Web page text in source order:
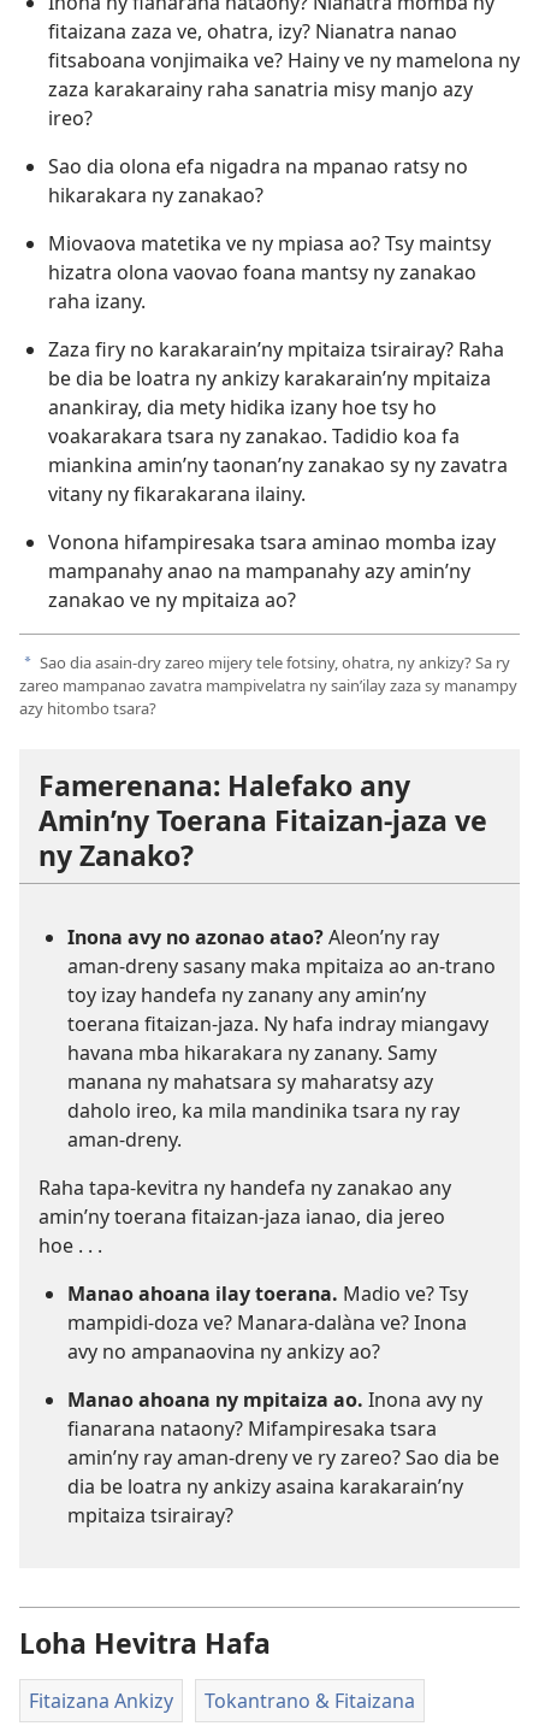
fitaizana zaza ve, ohatra, izy? Nianatra nanao
fitsaboana vonjimaika ve? Hainy ve ny mamelona ny
zaza karakarainy raha sanatria misy manjo azy
ireo?
Sao dia olona efa nigadra na mpanao ratsy no
hikarakara ny zanakao?
Miovaova matetika ve ny mpiasa ao? Tsy maintsy
hizatra olona vaovao foana mantsy ny zanakao
raha izany.
Zaza firy no karakarain’ny mpitaiza tsirairay? Raha
be dia be loatra ny ankizy karakarain’ny mpitaiza
anankiray, dia mety hidika izany hoe tsy ho
voakarakara tsara ny zanakao. Tadidio koa fa
miankina amin’ny taonan’ny zanakao sy ny zavatra
vitany ny fikarakarana ilainy.
Vonona hifampiresaka tsara aminao momba izay
mampanahy anao na mampanahy azy amin’ny
zanakao ve ny mpitaiza ao?
a Sao dia asain-dry zareo mijery tele fotsiny, ohatra, ny ankizy? Sa ry
zareo mampanao zavatra mampivelatra ny sain’ilay zaza sy manampy
azy hitombo tsara?
Famerenana: Halefako any
Amin’ny Toerana Fitaizan-jaza ve
ny Zanako?
Inona avy no azonao atao?Aleon’ny ray
aman-dreny sasany maka mpitaiza ao an-trano
toy izay handefa ny zanany any amin’ny
toerana fitaizan-jaza. Ny hafa indray miangavy
havana mba hikarakara ny zanany. Samy
manana ny mahatsara sy maharatsy azy
daholo ireo, ka mila mandinika tsara ny ray
aman-dreny.
Raha tapa-kevitra ny handefa ny zanakao any
amin’ny toerana fitaizan-jaza ianao, dia jereo
hoe . . .
Manao ahoana ilay toerana. Madio ve? Tsy
mampidi-doza ve? Manara-dalàna ve? Inona
avy no ampanaovina ny ankizy ao?
Manao ahoana ny mpitaiza ao. Inona avy ny
fianarana nataony? Mifampiresaka tsara
amin’ny ray aman-dreny ve ry zareo? Sao dia be
dia be loatra ny ankizy asaina karakarain’ny
mpitaiza tsirairay?
Loha Hevitra Hafa
Fitaizana Ankizy Tokantrano & Fitaizana